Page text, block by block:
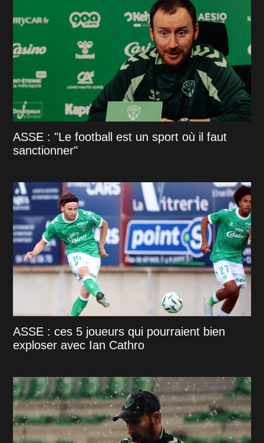
ASSE : "Le football est un sport où il faut
sanctionner"
ASSE : ces 5 joueurs qui pourraient bien
exploser avec Ian Cathro